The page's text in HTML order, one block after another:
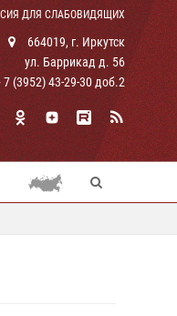
ДЛЯ СЛАБОВИДЯЩИХ
664019, г. Иркутск
ул. Баррикад д. 56
(3952) 43-29-30 доб.2